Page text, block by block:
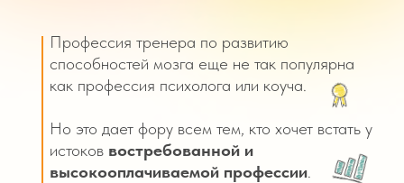
Профессия тренера по развитию
способностей мозга еще не так популярна
как профессия психолога или коуча.
Но это дает фору всем тем, кто хочет встать у
истоков востребованной и
высокооплачиваемой профессии.